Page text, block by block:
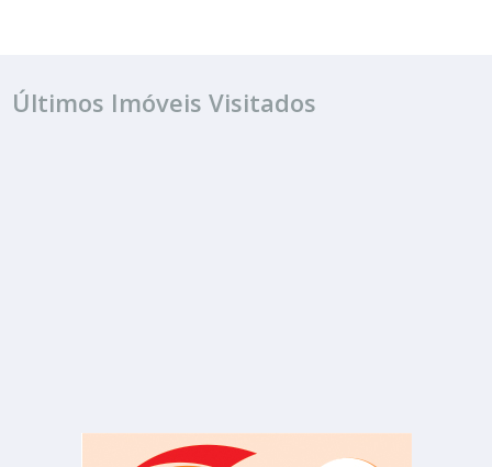
Últimos Imóveis Visitados